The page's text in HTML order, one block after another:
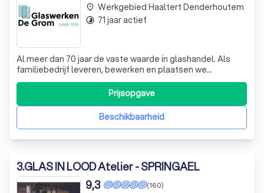
Al meer dan 70 jaar de vaste waarde in glashandel. Als
familiebedrijf leveren, bewerken en plaatsen we
hoogwaardige glasproducten met oog voor detail en
Beschikbaarheid
Prijsopgave
place Werkgebied Haaltert Denderhoutem
timelapse 71 jaar actief
3.GLAS IN LOOD Atelier - SPRINGAEL
(160)
9,3